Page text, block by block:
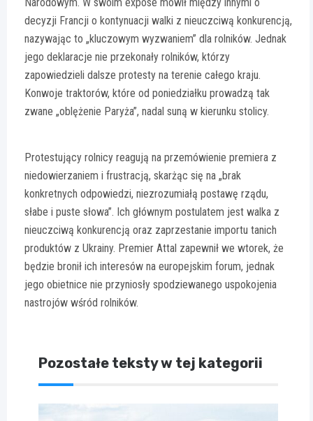
decyzji Francji o kontynuacji walki z nieuczciwą konkurencją,
nazywając to „kluczowym wyzwaniem” dla rolników. Jednak
jego deklaracje nie przekonały rolników, którzy
zapowiedzieli dalsze protesty na terenie całego kraju.
Konwoje traktorów, które od poniedziałku prowadzą tak
zwane „oblężenie Paryża”, nadal suną w kierunku stolicy.
Protestujący rolnicy reagują na przemówienie premiera z
niedowierzaniem i frustracją, skarżąc się na „brak
konkretnych odpowiedzi, niezrozumiałą postawę rządu,
słabe i puste słowa”. Ich głównym postulatem jest walka z
nieuczciwą konkurencją oraz zaprzestanie importu tanich
produktów z Ukrainy. Premier Attal zapewnił we wtorek, że
będzie bronił ich interesów na europejskim forum, jednak
jego obietnice nie przyniosły spodziewanego uspokojenia
nastrojów wśród rolników.
Pozostałe teksty w tej kategorii